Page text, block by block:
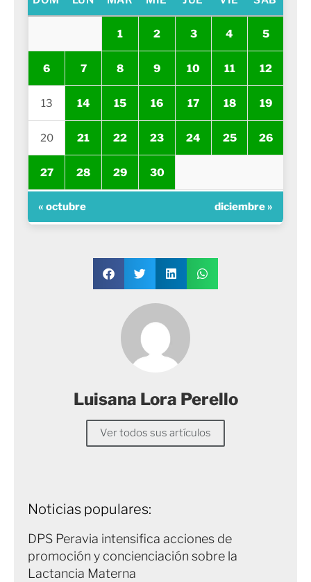
1 2 3 4 5
6 7 8 9 10 11 12
13 14 15 16 17 18 19
20 21 22 23 24 25 26
27 28 29 30
« octubre diciembre »
Luisana Lora Perello
Ver todos sus artículos
Noticias populares:
DPS Peravia intensifica acciones de
promoción y concienciación sobre la
Lactancia Materna